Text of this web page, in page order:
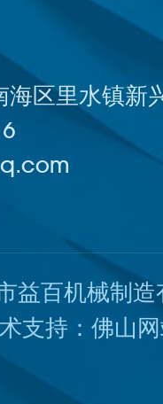
区里水镇新
益百机械制
支持： 佛山